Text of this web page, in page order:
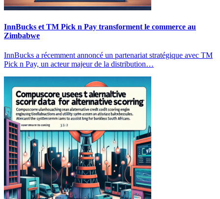
InnBucks et TM Pick n Pay transforment le commerce au
Zimbabwe
InnBucks a récemment annoncé un partenariat stratégique avec TM
Pick n Pay, un acteur majeur de la distribution…